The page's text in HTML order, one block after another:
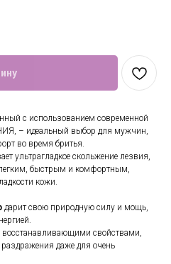
с использованием современной
– идеальный выбор для мужчин,
во время бритья.
ультрагладкое скольжение лезвия,
легким, быстрым и комфортным,
кожи.
дарит свою природную силу и мощь,
свойствами,
даже для очень